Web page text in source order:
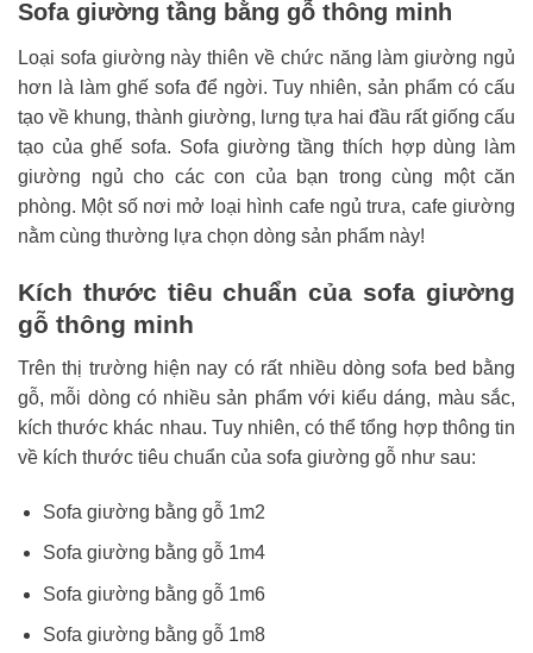
Sofa giường tầng bằng gỗ thông minh
Loại sofa giường này thiên về chức năng làm giường ngủ
hơn là làm ghế sofa để ngời. Tuy nhiên, sản phẩm có cấu
tạo về khung, thành giường, lưng tựa hai đầu rất giống cấu
tạo của ghế sofa. Sofa giường tầng thích hợp dùng làm
giường ngủ cho các con của bạn trong cùng một căn
phòng. Một số nơi mở loại hình cafe ngủ trưa, cafe giường
nằm cùng thường lựa chọn dòng sản phẩm này!
Kích thước tiêu chuẩn của sofa giường
gỗ thông minh
Trên thị trường hiện nay có rất nhiều dòng sofa bed bằng
gỗ, mỗi dòng có nhiều sản phẩm với kiểu dáng, màu sắc,
kích thước khác nhau. Tuy nhiên, có thể tổng hợp thông tin
về kích thước tiêu chuẩn của sofa giường gỗ như sau:
Sofa giường bằng gỗ 1m2
Sofa giường bằng gỗ 1m4
Sofa giường bằng gỗ 1m6
Sofa giường bằng gỗ 1m8